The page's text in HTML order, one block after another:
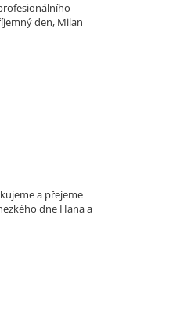
den, Milan
a přejeme
dne Hana a